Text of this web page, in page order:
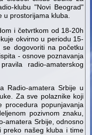
klubu "Novi Beograd"
u prostorijama kluba.
i četvrtkom od 18-20h
okvirno u periodu 15-
dogovoriti na početku
- osnove poznavanja
radio-amaterskog
Radio-amatera Srbije u
Za sve polaznike koji
procedura popunjavanja
pozivnom znaku,
amatera Srbije, odnosno
preko našeg kluba i time